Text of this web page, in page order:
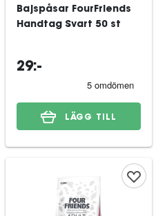
Bajspåsar FourFriends
Handtag Svart 50 st
29:-
LÄGG TILL